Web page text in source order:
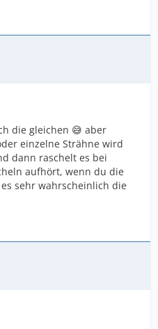
die gleichen 😅 aber
einzelne Strähne wird
dann raschelt es bei
aufhört, wenn du die
sehr wahrscheinlich die